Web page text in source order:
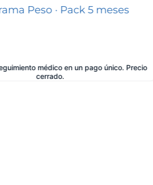
Peso · Pack 5 meses
médico en un pago único. Precio
cerrado.